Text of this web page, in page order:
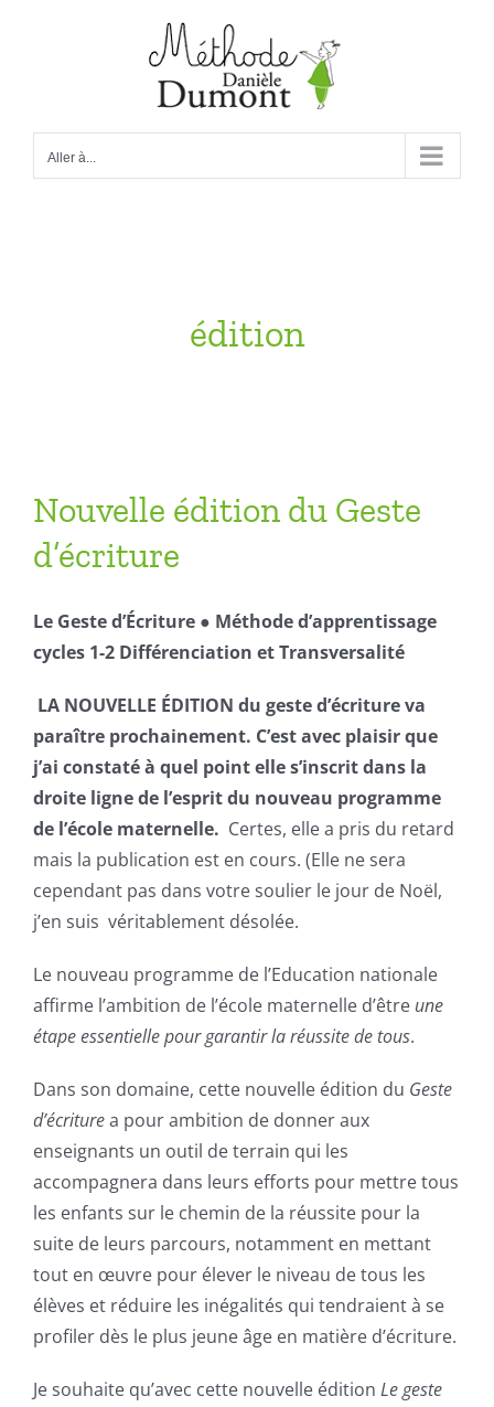
Aller à...
édition
Nouvelle édition du Geste
d’écriture
Le Geste d’Écriture ● Méthode d’apprentissage
cycles 1-2 Différenciation et Transversalité
LA NOUVELLE ÉDITION du geste d’écriture va
paraître prochainement. C’est avec plaisir que
j’ai constaté à quel point elle s’inscrit dans la
droite ligne de l’esprit du nouveau programme
de l’école maternelle. Certes, elle a pris du retard
mais la publication est en cours. (Elle ne sera
cependant pas dans votre soulier le jour de Noël,
j’en suis véritablement désolée.
Le nouveau programme de l’Education nationale
affirme l’ambition de l’école maternelle d’être une
étape essentielle pour garantir la réussite de tous.
Dans son domaine, cette nouvelle édition du Geste
d’écriturea pour ambition de donner aux
enseignants un outil de terrain qui les
accompagnera dans leurs efforts pour mettre tous
les enfants sur le chemin de la réussite pour la
suite de leurs parcours, notamment en mettant
tout en œuvre pour élever le niveau de tous les
élèves et réduire les inégalités qui tendraient à se
profiler dès le plus jeune âge en matière d’écriture.
Je souhaite qu’avec cette nouvelle édition Le geste